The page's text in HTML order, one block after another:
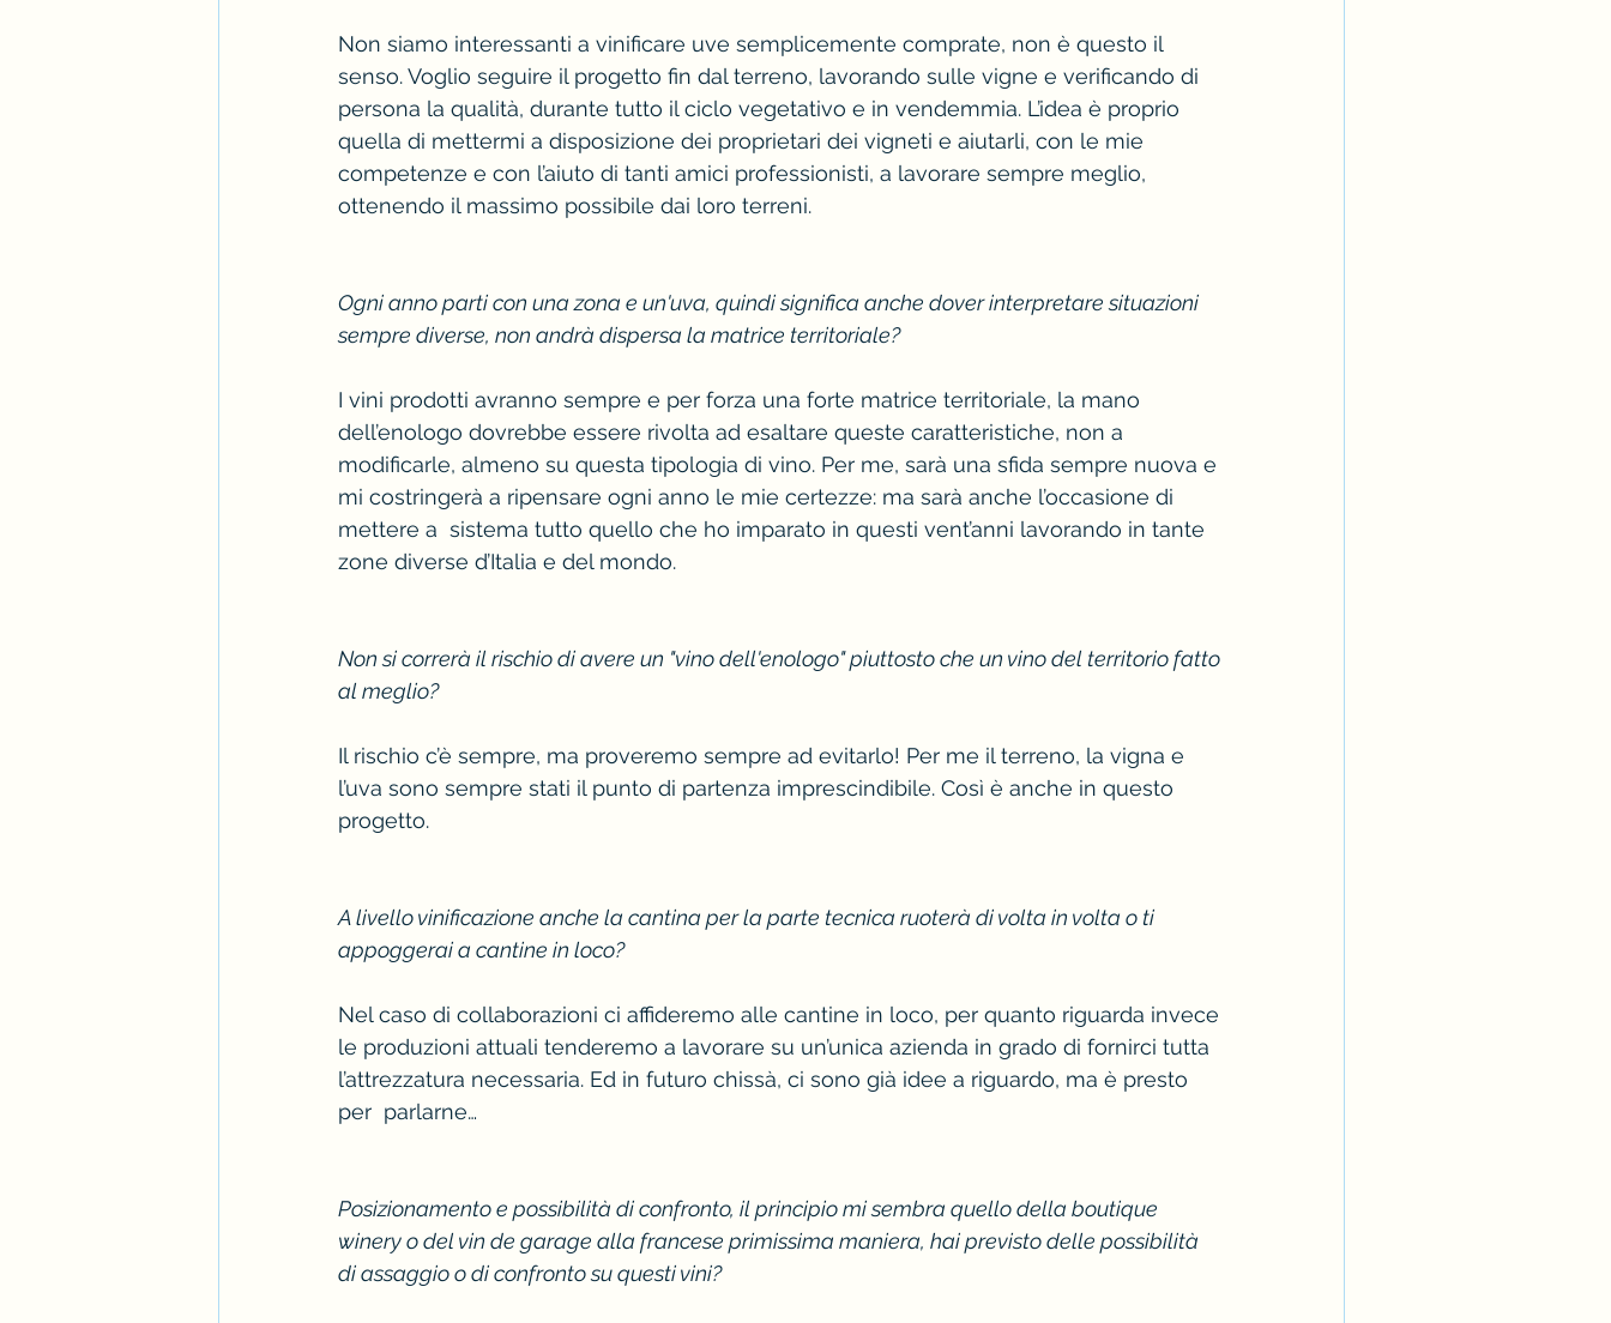
Non siamo interessanti a vinificare uve semplicemente comprate, non è questo il
senso. Voglio seguire il progetto fin dal terreno, lavorando sulle vigne e verificando di
persona la qualità, durante tutto il ciclo vegetativo e in vendemmia. L’idea è proprio
quella di mettermi a disposizione dei proprietari dei vigneti e aiutarli, con le mie
competenze e con l’aiuto di tanti amici professionisti, a lavorare sempre meglio,
ottenendo il massimo possibile dai loro terreni.
Ogni anno parti con una zona e un'uva, quindi significa anche dover interpretare situazioni
sempre diverse, non andrà dispersa la matrice territoriale?
I vini prodotti avranno sempre e per forza una forte matrice territoriale, la mano
dell’enologo dovrebbe essere rivolta ad esaltare queste caratteristiche, non a
modificarle, almeno su questa tipologia di vino. Per me, sarà una sfida sempre nuova e
mi costringerà a ripensare ogni anno le mie certezze: ma sarà anche l’occasione di
mettere a  sistema tutto quello che ho imparato in questi vent’anni lavorando in tante
zone diverse d’Italia e del mondo.
Non si correrà il rischio di avere un "vino dell'enologo" piuttosto che un vino del territorio fatto
al meglio?
Il rischio c’è sempre, ma proveremo sempre ad evitarlo! Per me il terreno, la vigna e
l’uva sono sempre stati il punto di partenza imprescindibile. Così è anche in questo
progetto.
A livello vinificazione anche la cantina per la parte tecnica ruoterà di volta in volta o ti
appoggerai a cantine in loco?
Nel caso di collaborazioni ci affideremo alle cantine in loco, per quanto riguarda invece
le produzioni attuali tenderemo a lavorare su un’unica azienda in grado di fornirci tutta
l’attrezzatura necessaria. Ed in futuro chissà, ci sono già idee a riguardo, ma è presto
per  parlarne…
Posizionamento e possibilità di confronto, il principio mi sembra quello della boutique
winery o del vin de garage alla francese primissima maniera, hai previsto delle possibilità
di assaggio o di confronto su questi vini?